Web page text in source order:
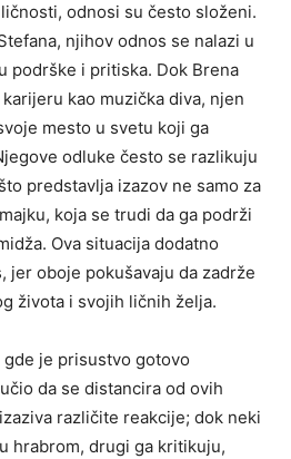
odnosi su često složeni.
njihov odnos se nalazi u
podrške i pritiska. Dok Brena
kao muzička diva, njen
mesto u svetu koji ga
odluke često se razlikuju
predstavlja izazov ne samo za
koja se trudi da ga podrži
Ova situacija dodatno
jer oboje pokušavaju da zadrže
života i svojih ličnih želja.
je prisustvo gotovo
da se distancira od ovih
različite reakcije; dok neki
hrabrom, drugi ga kritikuju,